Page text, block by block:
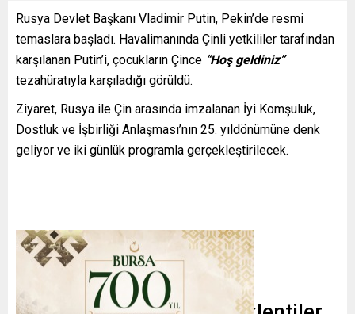
Rusya Devlet Başkanı Vladimir Putin, Pekin’de resmi
temaslara başladı. Havalimanında Çinli yetkililer tarafından
karşılanan Putin’i, çocukların Çince “Hoş geldiniz”
tezahüratıyla karşıladığı görüldü.
Ziyaret, Rusya ile Çin arasında imzalanan İyi Komşuluk,
Dostluk ve İşbirliği Anlaşması’nın 25. yıldönümüne denk
geliyor ve iki günlük programla gerçekleştirilecek.